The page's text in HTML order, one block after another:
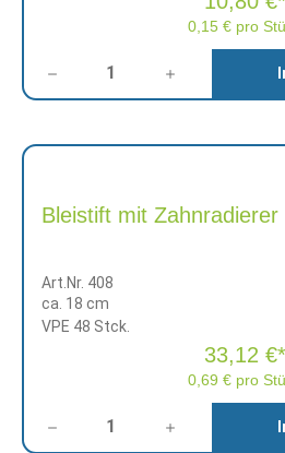
0,15 € pro
Bleistift mit Zahnradierer
Art.Nr. 408
ca. 18 cm
VPE 48 Stck.
0,69 € pro
33,12 €*